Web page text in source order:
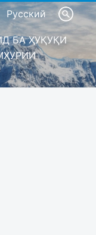
Русский
БА ҲУҚУҚИ